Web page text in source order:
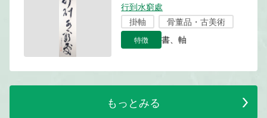
行到水窮處
掛軸
骨董品・古美術
特徴 書、軸
もっとみる